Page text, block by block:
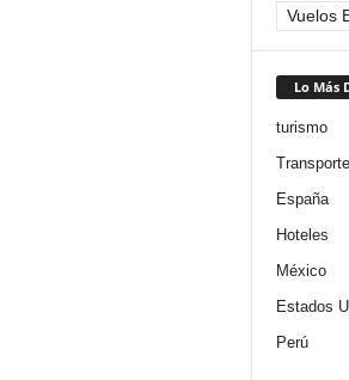
Vuelos
Lo Más
turismo
Transporte
España
Hoteles
México
Estados
Perú